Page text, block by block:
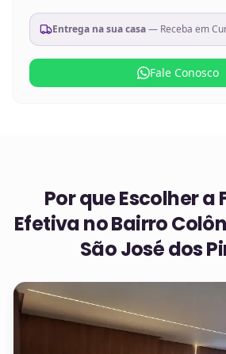
Entrega na sua casa— Receba em
Fale Conosco
Por que Escolher a
Efetiva noBairro
São José dos